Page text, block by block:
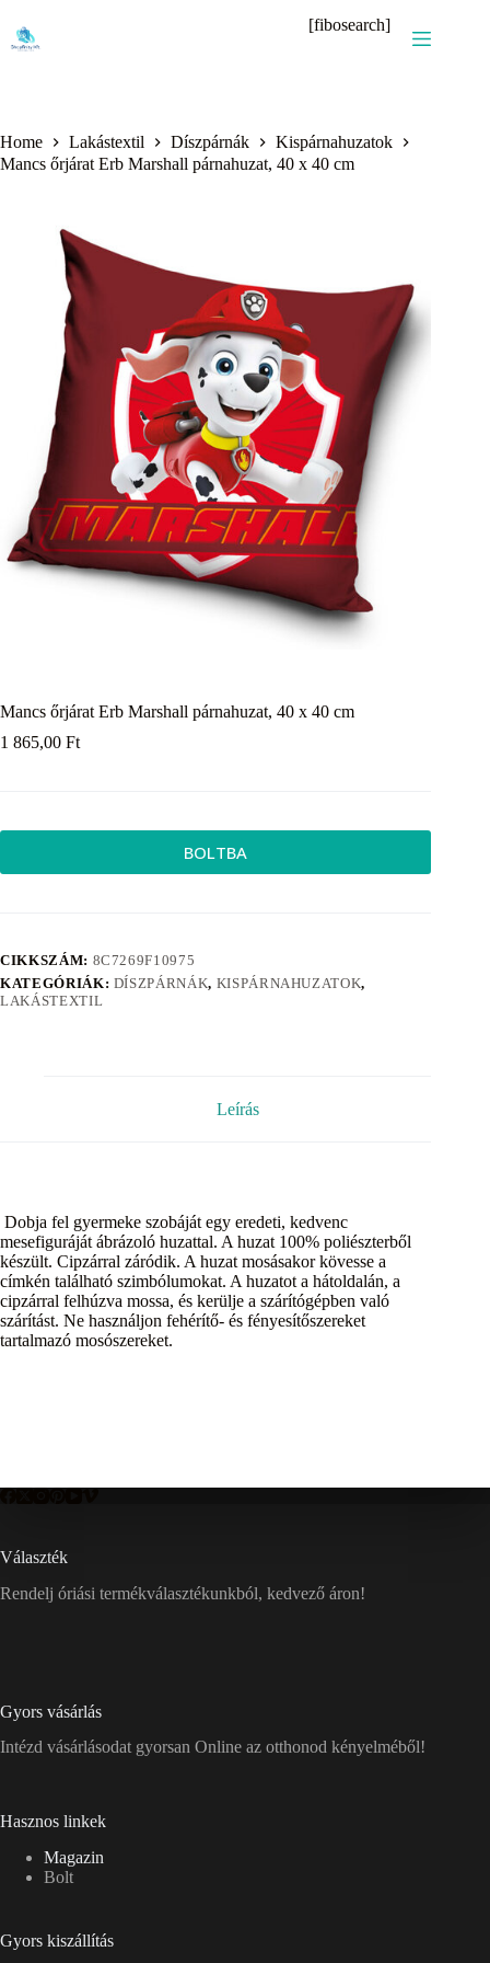
content
[fibosearch]
Home Lakástextil Díszpárnák
Kispárnahuzatok
Mancs őrjárat Erb Marshall párnahuzat, 40 x 40 cm
Mancs őrjárat Erb Marshall párnahuzat, 40 x 40 cm
1 865,00 Ft
BOLTBA
CIKKSZÁM: 8C7269F10975
KATEGÓRIÁK: DÍSZPÁRNÁK, KISPÁRNAHUZATOK,
LAKÁSTEXTIL
Leírás
Dobja fel gyermeke szobáját egy eredeti, kedvenc
mesefiguráját ábrázoló huzattal. A huzat 100% poliészterből
készült. Cipzárral záródik. A huzat mosásakor kövesse a
címkén található szimbólumokat. A huzatot a hátoldalán, a
cipzárral felhúzva mossa, és kerülje a szárítógépben való
szárítást. Ne használjon fehérítő- és fényesítőszereket
tartalmazó mosószereket.
Választék
Rendelj óriási termékválasztékunkból, kedvező áron!
Gyors vásárlás
Intézd vásárlásodat gyorsan Online az otthonod kényelméből!
Hasznos linkek
Magazin
Bolt
Gyors kiszállítás